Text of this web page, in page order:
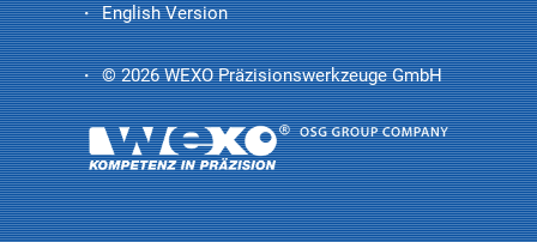
English Version
© 2026 WEXO Präzisionswerkzeuge GmbH